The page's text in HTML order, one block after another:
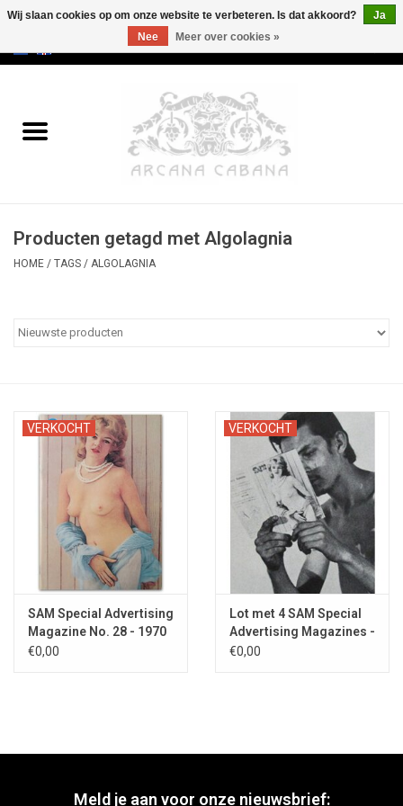
Oud & Zeldzaam
Erotica
Categorieën
Producten getagd met Algolagnia
HOME / TAGS / ALGOLAGNIA
VERKOCHT
SAM Special Advertising
Magazine No. 28 - 1970
€0,00
VERKOCHT
Lot met 4 SAM Special
Advertising Magazines -
1970/1971
€0,00
Meld je aan voor onze nieuwsbrief:
Wij slaan cookies op om onze website te verbeteren. Is dat akkoord?
Ja
Nee
Meer over cookies »